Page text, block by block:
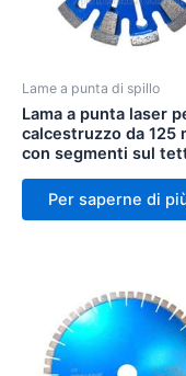
Lame a punta di spillo
Lama a punta laser
calcestruzzo da 125
con segmenti sul
Per saperne di